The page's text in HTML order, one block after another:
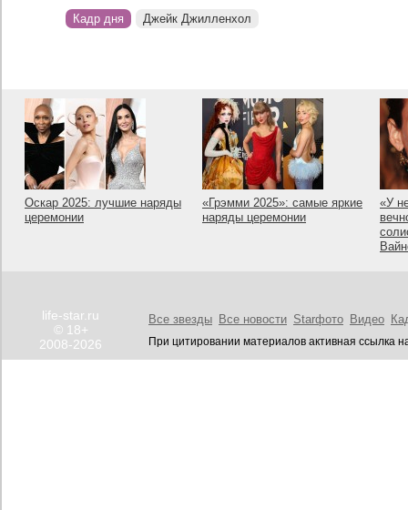
Кадр дня Джейк Джилленхол
Оскар 2025: лучшие наряды
церемонии
«Грэмми 2025»: самые яркие
наряды церемонии
«У
life-star.ru
© 18+
2008-2026
Все звезды Все новости Starфото Видео
При цитировании материалов активная ссылка